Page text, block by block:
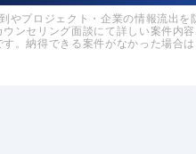
やプロジェクト・企業の情報流出
ウンセリング面談にて詳しい案件内
す。納得できる案件がなかった場合